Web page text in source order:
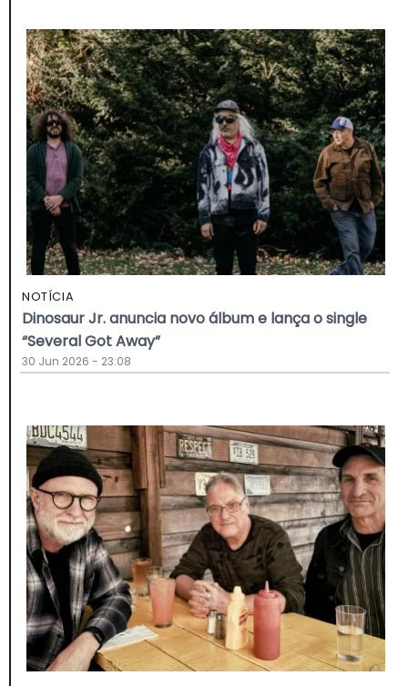
NOTÍCIA
Dinosaur Jr. anuncia novo álbum e lança o single
“Several Got Away”
30 Jun 2026 - 23:08